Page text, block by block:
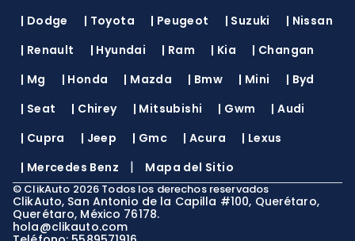
| Dodge | Toyota | Peugeot | Suzuki | Nissan
| Renault | Hyundai | Ram | Kia | Changan
| Mg | Honda | Mazda | Bmw | Mini | Byd
| Seat | Chirey | Mitsubishi | Gwm |Audi
| Cupra | Jeep | Gmc |Acura | Lexus
| Mercedes Benz | Mapa del Sitio
© ClikAuto 2026 Todos los derechos reservados
ClikAuto, San Antonio de la Capilla #100, Querétaro,
Querétaro, México 76178.
hola@clikauto.com